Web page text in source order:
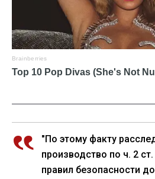
"По этому факту
производство по ч. 2
правил безопасности